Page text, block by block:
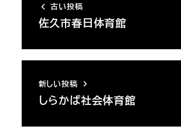
古い投稿
佐久市春日体育館
新しい投稿
しらかば社会体育館